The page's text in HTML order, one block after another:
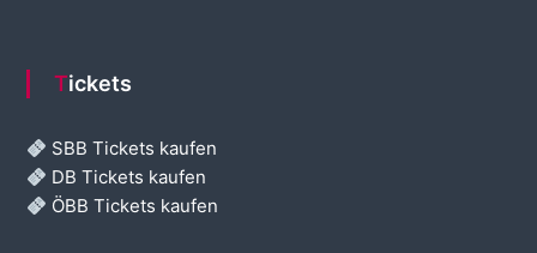
Tickets
SBB Tickets kaufen
DB Tickets kaufen
ÖBB Tickets kaufen